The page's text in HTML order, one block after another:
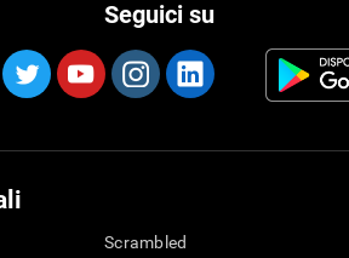
Seguici su
Scrambled